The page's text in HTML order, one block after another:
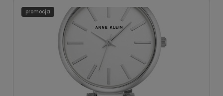
promocja